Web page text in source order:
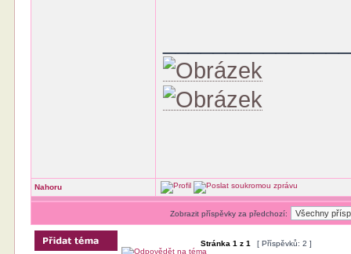
Nahoru
Zobrazit příspěvky za předchozí:
Stránka1 z1 [ Příspěvků: 2 ]